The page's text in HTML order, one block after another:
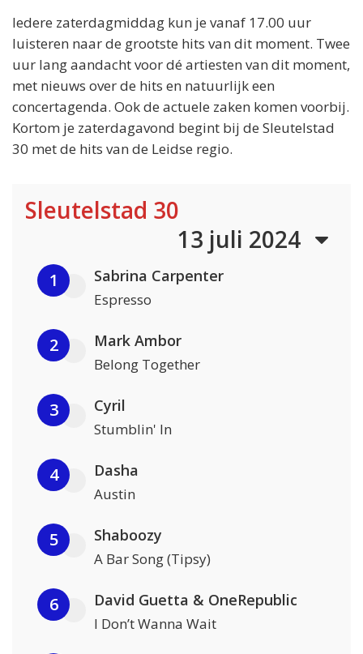
Iedere zaterdagmiddag kun je vanaf 17.00 uur
luisteren naar de grootste hits van dit moment. Twee
uur lang aandacht voor dé artiesten van dit moment,
met nieuws over de hits en natuurlijk een
concertagenda. Ook de actuele zaken komen voorbij.
Kortom je zaterdagavond begint bij de Sleutelstad
30 met de hits van de Leidse regio.
Sleutelstad 30
13 juli 2024
1 Sabrina Carpenter
Espresso
2 Mark Ambor
Belong Together
3 Cyril
Stumblin' In
4 Dasha
Austin
5 Shaboozy
A Bar Song (Tipsy)
6 David Guetta & OneRepublic
I Don’t Wanna Wait